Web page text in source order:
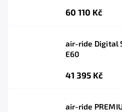
60 110 Kč
air-ride Digital
E60
41 395 Kč
air-ride